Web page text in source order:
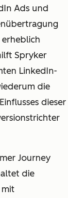
Ads und
Spryker
LinkedIn-
die
dieser
Journey
die